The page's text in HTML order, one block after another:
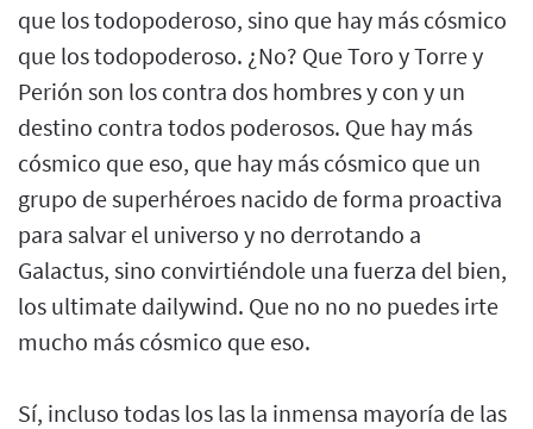
que los todopoderoso, sino que hay más cósmico
que los todopoderoso. ¿No? Que Toro y Torre y
Perión son los contra dos hombres y con y un
destino contra todos poderosos. Que hay más
cósmico que eso, que hay más cósmico que un
grupo de superhéroes nacido de forma proactiva
para salvar el universo y no derrotando a
Galactus, sino convirtiéndole una fuerza del bien,
los ultimate dailywind. Que no no no puedes irte
mucho más cósmico que eso.
Sí, incluso todas los las la inmensa mayoría de las